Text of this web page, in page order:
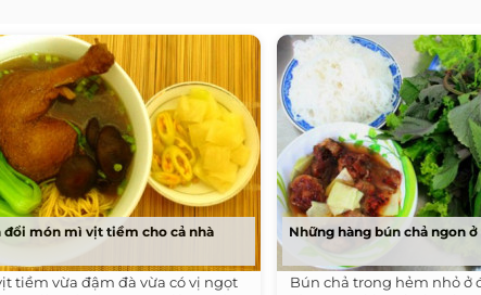
đổi món mì vịt tiềm cho cả nhà
tiềm vừa đậm đà vừa có vị ngọt
Những hàng bún chả ngon ở
Bún chả trong hẻm nhỏ ở